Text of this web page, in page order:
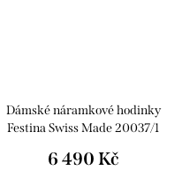
Dámské náramkové hodinky
Festina Swiss Made 20037/1
6 490 Kč